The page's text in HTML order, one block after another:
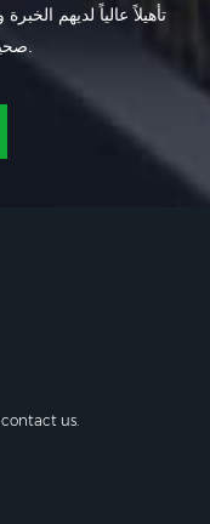
تأهيلاً عالياً لديهم
صحيح ويعمل بشكل صحيح.
contact us.